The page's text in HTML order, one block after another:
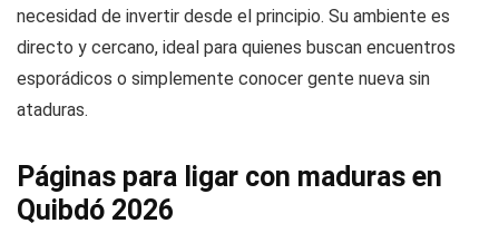
necesidad de invertir desde el principio. Su ambiente es
directo y cercano, ideal para quienes buscan encuentros
esporádicos o simplemente conocer gente nueva sin
ataduras.
Páginas para ligar con maduras en
Quibdó 2026